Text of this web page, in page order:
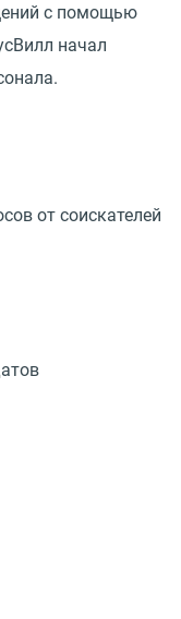
с помощью
начал
от соискателей